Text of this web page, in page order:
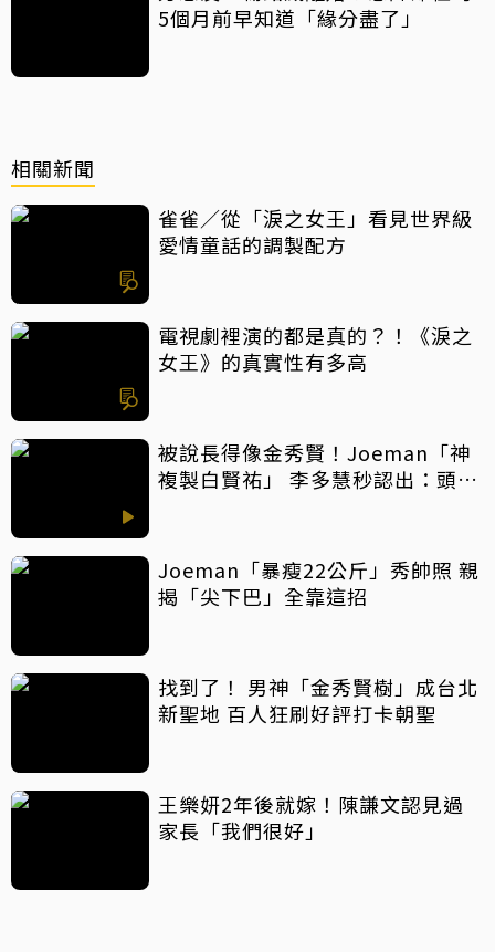
5個月前早知道「緣分盡了」
相關新聞
雀雀／從「淚之女王」看見世界級
愛情童話的調製配方
電視劇裡演的都是真的？！《淚之
女王》的真實性有多高
被說長得像金秀賢！Joeman「神
複製白賢祐」 李多慧秒認出：頭髮
Joeman「暴瘦22公斤」秀帥照 親
揭「尖下巴」全靠這招
找到了！ 男神「金秀賢樹」成台北
新聖地 百人狂刷好評打卡朝聖
王樂妍2年後就嫁！陳謙文認見過
家長「我們很好」